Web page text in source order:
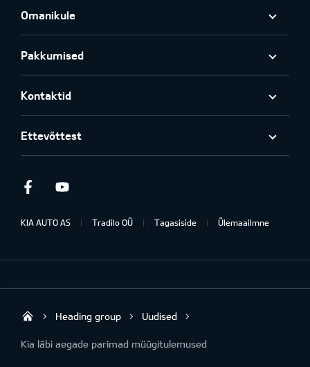
Omanikule
Pakkumised
Kontaktid
Ettevõttest
Facebook
KIA AUTO AS Tradilo OÜ Tagasiside Ülemaailmne
Tradilo OÜ
Heading group Uudised
Kia läbi aegade parimad müügitulemused